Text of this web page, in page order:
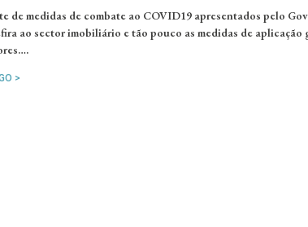
de medidas de combate ao COVID19 apresentados pelo
ao sector imobiliário e tão pouco as medidas de aplicação
>